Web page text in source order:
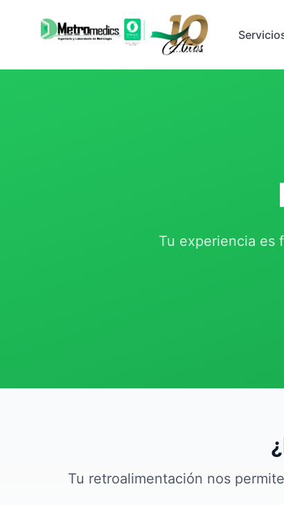
Tu experiencia es
Tu retroalimentación nos